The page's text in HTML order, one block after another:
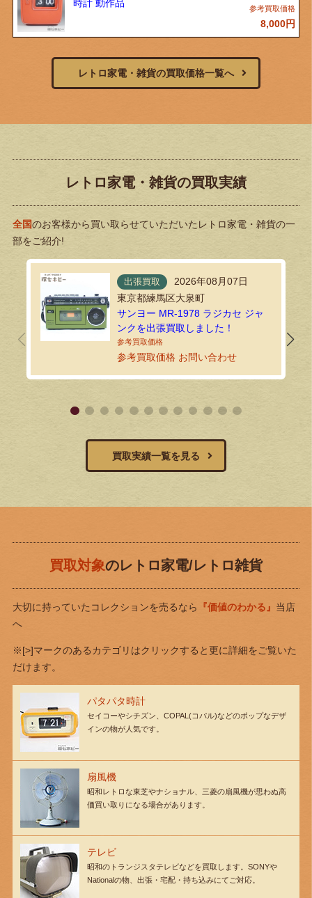
時計 動作品
8,000円
レトロ家電・雑貨の買取価格一覧へ
レトロ家電・雑貨の買取実績
全国のお客様から買い取らせていただいたレトロ家電・雑貨の一
部をご紹介!
出張買取
2026年08月07日
東京都練馬区大泉町
サンヨー MR-1978 ラジカセ ジャ
ンクを出張買取しました！
参考買取価格 お問い合わせ
買取実績一覧を見る
買取対象のレトロ家電/レトロ雑貨
大切に持っていたコレクションを売るなら 『価値のわかる』 当店
へ
※[>]マークのあるカテゴリはクリックすると更に詳細をご覧いた
だけます。
パタパタ時計
セイコーやシチズン、COPAL(コパル)などのポップなデザ
インの物が人気です。
扇風機
昭和レトロな東芝やナショナル、三菱の扇風機が思わぬ高
価買い取りになる場合があります。
テレビ
昭和のトランジスタテレビなどを買取します。SONYや
Nationalの物、出張・宅配・持ち込みにてご対応。